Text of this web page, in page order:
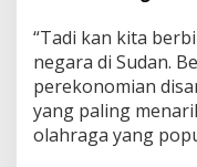
b
e
s
S
u
d
a
“Tadi kan kita
negara di Sudan.
perekonomian
yang paling
olahraga yang